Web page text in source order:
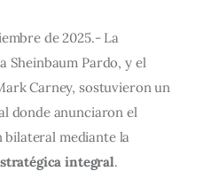
de 2025.- La
Sheinbaum Pardo, y el
Carney, sostuvieron un
donde anunciaron el
mediante la
integral.